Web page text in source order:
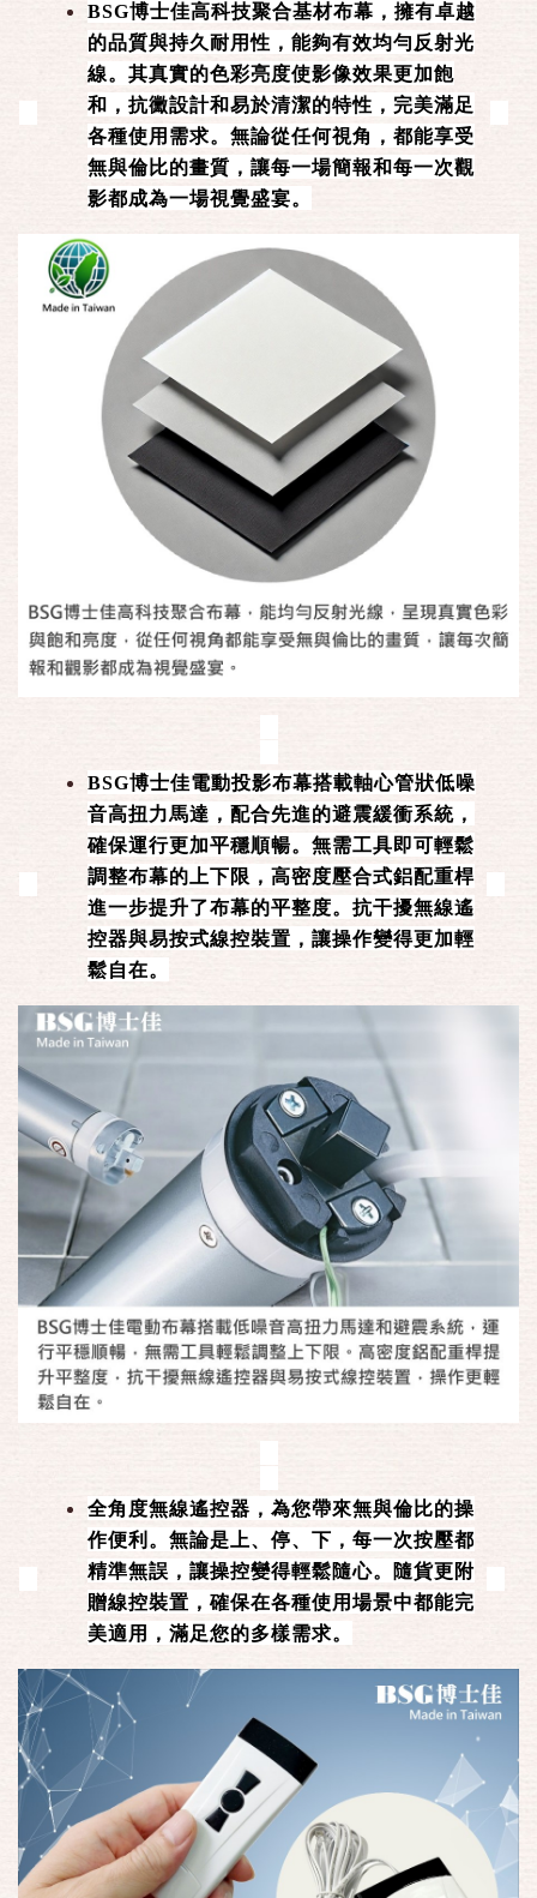
BSG博士佳高科技聚合基材布幕，擁有卓越
的品質與持久耐用性，能夠有效均勻反射光
線。其真實的色彩亮度使影像效果更加飽
和，抗黴設計和易於清潔的特性，完美滿足
各種使用需求。無論從任何視角，都能享受
無與倫比的畫質，讓每一場簡報和每一次觀
影都成為一場視覺盛宴。
BSG博士佳電動投影布幕搭載軸心管狀低噪
音高扭力馬達，配合先進的避震緩衝系統，
確保運行更加平穩順暢。無需工具即可輕鬆
調整布幕的上下限，高密度壓合式鋁配重桿
進一步提升了布幕的平整度。抗干擾無線遙
控器與易按式線控裝置，讓操作變得更加輕
鬆自在。
全角度無線遙控器，為您帶來無與倫比的操
作便利。無論是上、停、下，每一次按壓都
精準無誤，讓操控變得輕鬆隨心。隨貨更附
贈線控裝置，確保在各種使用場景中都能完
美適用，滿足您的多樣需求。